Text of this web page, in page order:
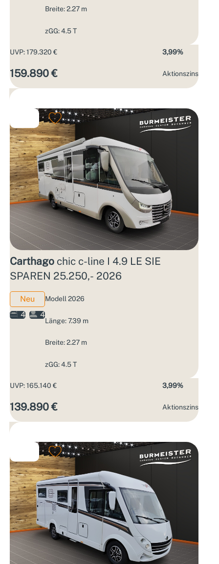
Breite: 2.27 m
zGG: 4.5 T
UVP: 179.320 €
159.890 €
3,99%
Aktions­zins
Carthago chic c-line I 4.9 LE SIE
SPAREN 25.250,- 2026
Neu
4
4
Modell 2026
Länge: 7.39 m
Breite: 2.27 m
zGG: 4.5 T
UVP: 165.140 €
139.890 €
3,99%
Aktions­zins